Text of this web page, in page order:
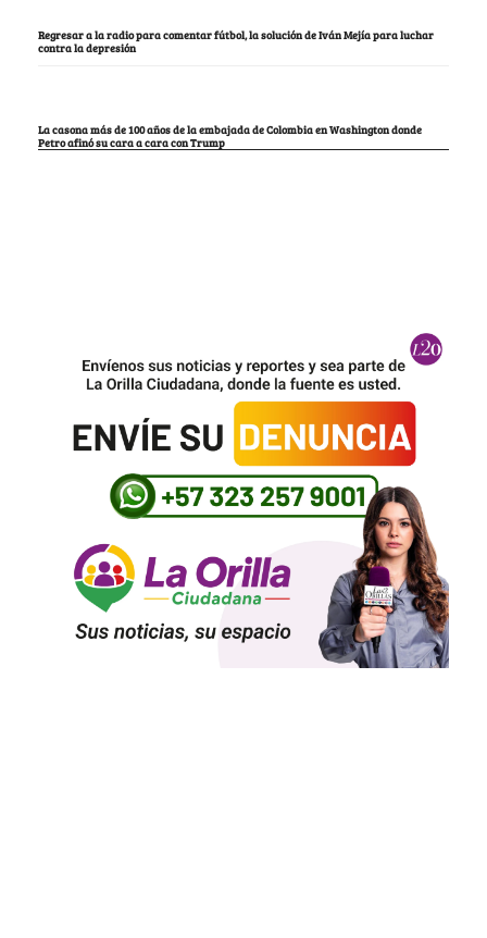
Regresar a la radio para comentar fútbol, la solución de Iván Mejía para luchar
contra la depresión
La casona más de 100 años de la embajada de Colombia en Washington donde
Petro afinó su cara a cara con Trump